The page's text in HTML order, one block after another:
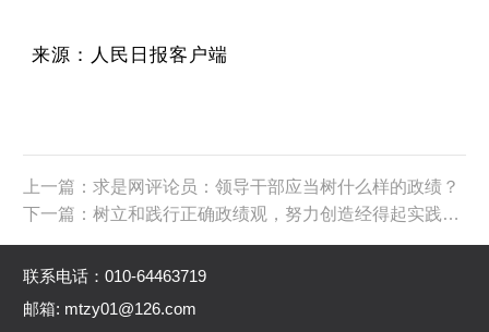
来源：人民日报客户端
上一篇：求是网评论员：领导干部应当树什么样的政绩？
下一篇：树立和践行正确政绩观，努力创造经得起实践、人民、历史检验的实绩
联系电话：010-64463719
邮箱: mtzy01@126.com